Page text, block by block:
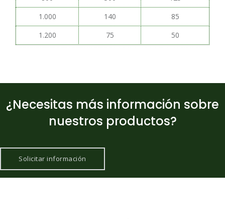
1.000
140
85
1.200
75 50
¿Necesitas más información sobre
nuestros productos?
Solicitar información